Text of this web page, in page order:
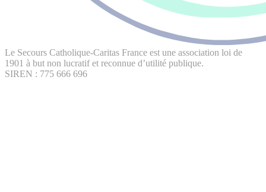
Le Secours Catholique-Caritas France est une association loi de
1901 à but non lucratif et reconnue d’utilité publique.
SIREN : 775 666 696